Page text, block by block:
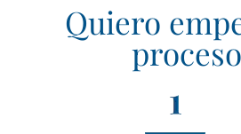
Quiero